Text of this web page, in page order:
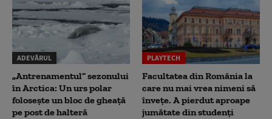
ADEVĂRUL
„Antrenamentul” sezonului
în Arctica: Un urs polar
folosește un bloc de gheață
pe post de halteră
PLAYTECH
Facultatea din România la
care nu mai vrea nimeni să
înveţe. A pierdut aproape
jumătate din studenţi